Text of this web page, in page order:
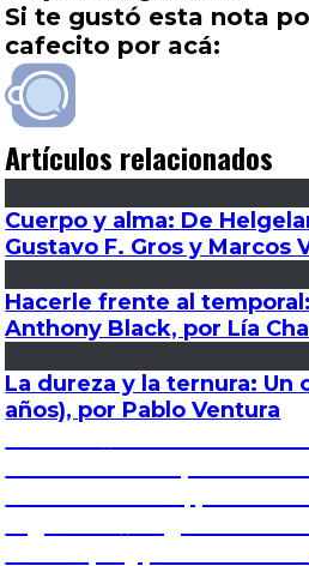
Si te gustó esta nota
cafecito por acá:
Artículos relacionados
Cuerpo y alma: De
Gustavo F. Gros y Marcos
Hacerle frente al
Anthony Black, por Lía
La dureza y la ternura: Un
años), por Pablo Ventura
Navegación
de
entradas